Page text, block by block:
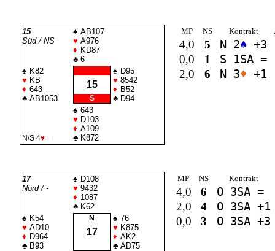
15
Süd / NS
♠ AB107
♥ A976
♦ KD87
♣ 6
♠ K82
♥ KB
♦ 643
♣ AB1053
15
S
♠ D95
♥ 8542
♦ B52
♣ D94
N/S 4♥=
♠ 643
♥ D103
♦ A109
♣ K872
MP NS Kontrakt
4,0 5 N 2♠ +3
0,0
1 S 1SA =
2,0
6 N 3♦ +1
17
Nord / -
♠ D108
♥ 9432
♦ 1087
♣ K62
♠ K54
♥ AD10
♦ D964
♣ B93
N
17
♠ 76
♥ K875
♦ AK2
♣ AD75
MP NS Kontrakt
4,0 6 O 3SA=
2,0
4 O 3SA+1
0,0
3 O 3SA+3